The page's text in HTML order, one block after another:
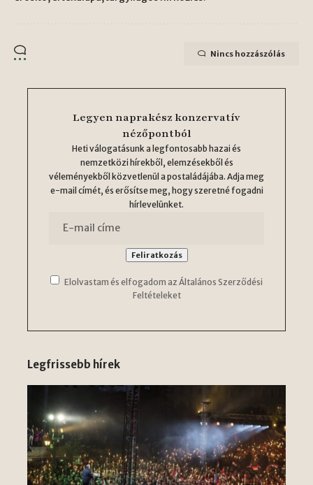
Nincs hozzászólás
Legyen naprakész konzervatív
nézőpontból
Heti válogatásunk a legfontosabb hazai és
nemzetközi hírekből, elemzésekből és
véleményekből közvetlenül a postaládájába. Adja meg
e-mail címét, és erősítse meg, hogy szeretné fogadni
hírlevelünket.
Elolvastam és elfogadom az Általános Szerződési
Feltételeket
Legfrissebb hírek